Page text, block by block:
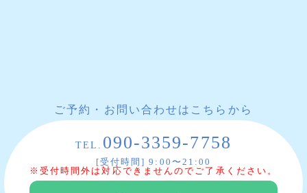
ご予約・お問い合わせはこちらから
TEL. 090-3359-7758
[受付時間] 9:00〜21:00
※受付時間外は対応できませんのでご了承ください。